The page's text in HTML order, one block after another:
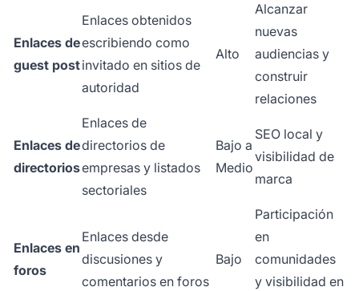
Enlaces de
guest post
Enlaces obtenidos
escribiendo como
invitado en sitios de
autoridad
Alto
Alcanzar
nuevas
audiencias y
construir
relaciones
Enlaces de
directorios
Enlaces de
directorios de
empresas y listados
sectoriales
Bajo a
Medio
SEO local y
visibilidad de
marca
Enlaces en
foros
Enlaces desde
discusiones y
comentarios en foros
Bajo
Participación
en
comunidades
y visibilidad en